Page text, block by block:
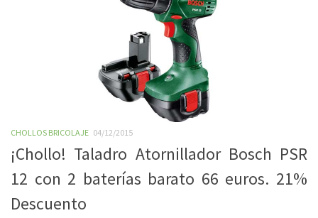
CHOLLOS BRICOLAJE 04/12/2015
¡Chollo! Taladro Atornillador Bosch PSR
12 con 2 baterías barato 66 euros. 21%
Descuento